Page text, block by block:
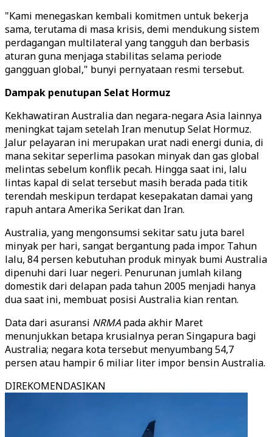
"Kami menegaskan kembali komitmen untuk bekerja
sama, terutama di masa krisis, demi mendukung sistem
perdagangan multilateral yang tangguh dan berbasis
aturan guna menjaga stabilitas selama periode
gangguan global," bunyi pernyataan resmi tersebut.
Dampak penutupan Selat Hormuz
Kekhawatiran Australia dan negara-negara Asia lainnya
meningkat tajam setelah Iran menutup Selat Hormuz.
Jalur pelayaran ini merupakan urat nadi energi dunia, di
mana sekitar seperlima pasokan minyak dan gas global
melintas sebelum konflik pecah. Hingga saat ini, lalu
lintas kapal di selat tersebut masih berada pada titik
terendah meskipun terdapat kesepakatan damai yang
rapuh antara Amerika Serikat dan Iran.
Australia, yang mengonsumsi sekitar satu juta barel
minyak per hari, sangat bergantung pada impor. Tahun
lalu, 84 persen kebutuhan produk minyak bumi Australia
dipenuhi dari luar negeri. Penurunan jumlah kilang
domestik dari delapan pada tahun 2005 menjadi hanya
dua saat ini, membuat posisi Australia kian rentan.
Data dari asuransi NRMApada akhir Maret
menunjukkan betapa krusialnya peran Singapura bagi
Australia; negara kota tersebut menyumbang 54,7
persen atau hampir 6 miliar liter impor bensin Australia.
DIREKOMENDASIKAN